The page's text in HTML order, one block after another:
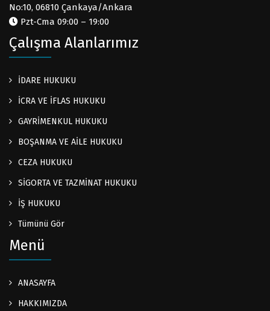
No:10, 06810 Çankaya/Ankara
Pzt-Cma 09:00 – 19:00
Çalışma Alanlarımız
İDARE HUKUKU
İCRA VE İFLAS HUKUKU
GAYRİMENKUL HUKUKU
BOŞANMA VE AİLE HUKUKU
CEZA HUKUKU
SİGORTA VE TAZMİNAT HUKUKU
İŞ HUKUKU
Tümünü Gör
Menü
ANASAYFA
HAKKIMIZDA